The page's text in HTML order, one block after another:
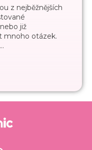
z nejběžnějších
již
mnoho otázek.